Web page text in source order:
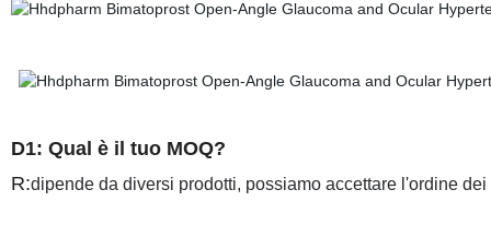
D1: Qual è il tuo MOQ?
R:dipende da diversi prodotti, possiamo accettare l'ordine